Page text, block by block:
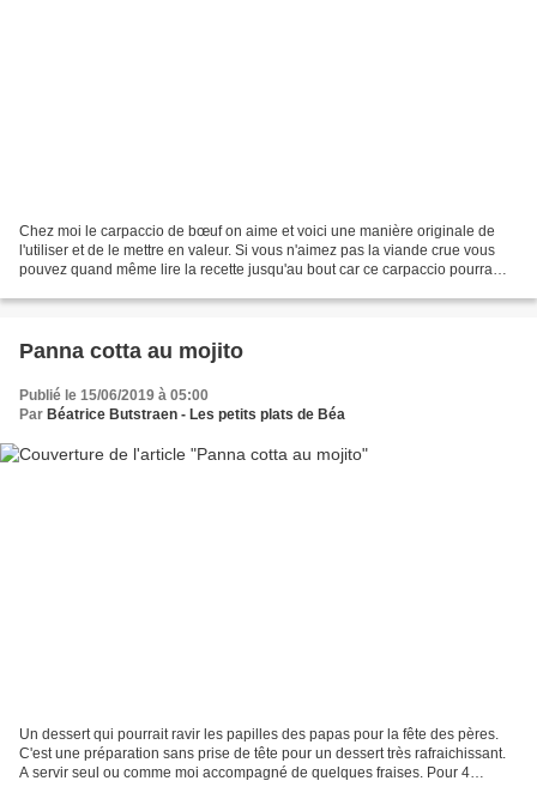
Chez moi le carpaccio de bœuf on aime et voici une manière originale de
l'utiliser et de le mettre en valeur. Si vous n'aimez pas la viande crue vous
pouvez quand même lire la recette jusqu'au bout car ce carpaccio pourra
Panna cotta au mojito
Publié le 15/06/2019 à 05:00
Par Béatrice Butstraen - Les petits plats de Béa
Un dessert qui pourrait ravir les papilles des papas pour la fête des pères.
C'est une préparation sans prise de tête pour un dessert très rafraichissant.
A servir seul ou comme moi accompagné de quelques fraises. Pour 4